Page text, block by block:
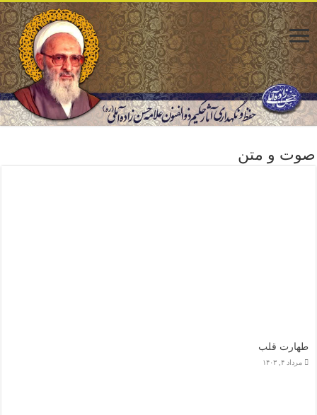
صوت و متن
طهارت قلب
مرداد ۴, ۱۴۰۳